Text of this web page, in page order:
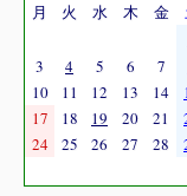
月 火 水 木 金
3
4 5 6 7
10
11 12 13 14
17
18 19 20 21
24
25 26 27 28